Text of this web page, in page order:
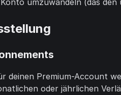
umzuwandeln (das
deinen Premium-Account
oder jährlichen